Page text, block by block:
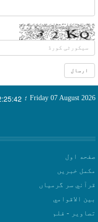
Friday 07 August 2026 ؛
صفحه اول
مکمل خبریں
قرآني سر گرمياں
بين الاقوامي
تصاوير - فلم